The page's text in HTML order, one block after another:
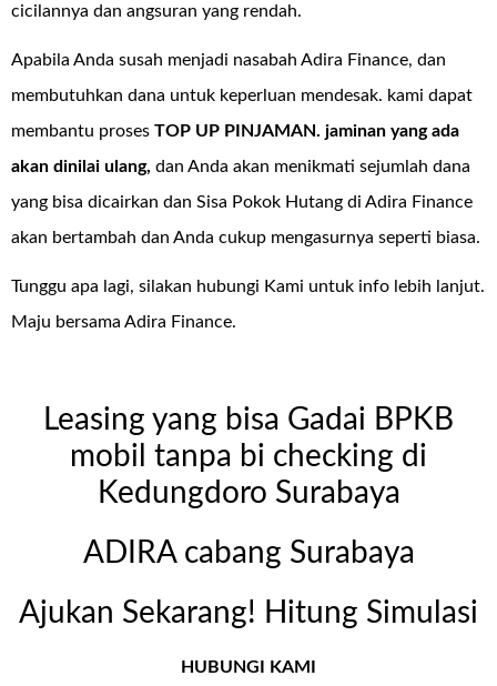
cicilannya dan angsuran yang rendah.
Apabila Anda susah menjadi nasabah Adira Finance, dan
membutuhkan dana untuk keperluan mendesak. kami dapat
membantu proses TOP UP PINJAMAN. jaminan yang ada
akan dinilai ulang, dan Anda akan menikmati sejumlah dana
yang bisa dicairkan dan Sisa Pokok Hutang di Adira Finance
akan bertambah dan Anda cukup mengasurnya seperti biasa.
Tunggu apa lagi, silakan hubungi Kami untuk info lebih lanjut.
Maju bersama Adira Finance.
Leasing yang bisa Gadai BPKB
mobil tanpa bi checking di
Kedungdoro Surabaya
ADIRA cabang Surabaya
Ajukan Sekarang! Hitung Simulasi
HUBUNGI KAMI